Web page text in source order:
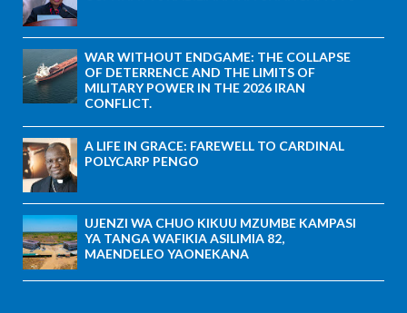
WAR WITHOUT ENDGAME: THE COLLAPSE
OF DETERRENCE AND THE LIMITS OF
MILITARY POWER IN THE 2026 IRAN
CONFLICT.
A LIFE IN GRACE: FAREWELL TO CARDINAL
POLYCARP PENGO
UJENZI WA CHUO KIKUU MZUMBE KAMPASI
YA TANGA WAFIKIA ASILIMIA 82,
MAENDELEO YAONEKANA